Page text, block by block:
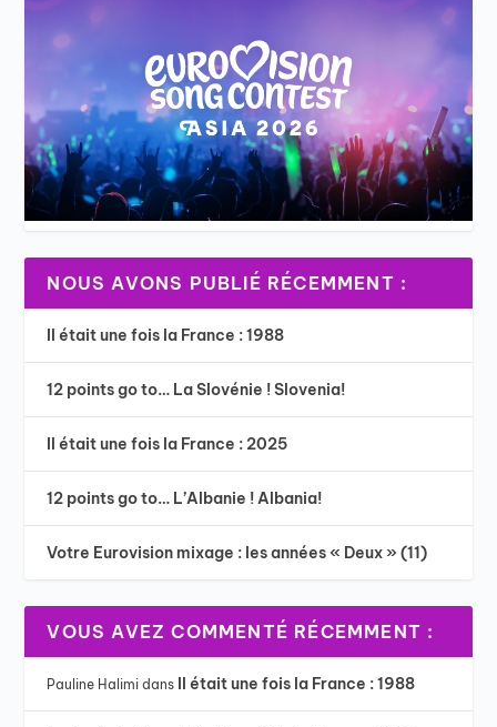
NOUS AVONS PUBLIÉ RÉCEMMENT :
Il était une fois la France : 1988
12 points go to… La Slovénie ! Slovenia!
Il était une fois la France : 2025
12 points go to… L’Albanie ! Albania!
Votre Eurovision mixage : les années « Deux » (11)
VOUS AVEZ COMMENTÉ RÉCEMMENT :
Pauline Halimi dans Il était une fois la France : 1988